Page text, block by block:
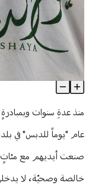
ثقافة ومجتمع
منوعات
ابحث
يومُ الدبسِ وملقى
Article Content
منذ عدةِ سنوات
عام "يوماً للدبس" في
صنعت أيديهم مع مئاتٍ
خالصة وصحيّة، لا